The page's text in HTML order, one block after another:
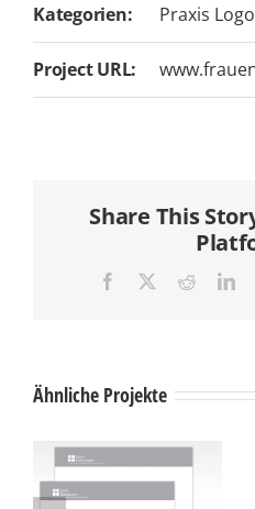
Kategorien: Praxis Logo
Project URL:
Share This
Facebook Reddit
Ähnliche Projekte